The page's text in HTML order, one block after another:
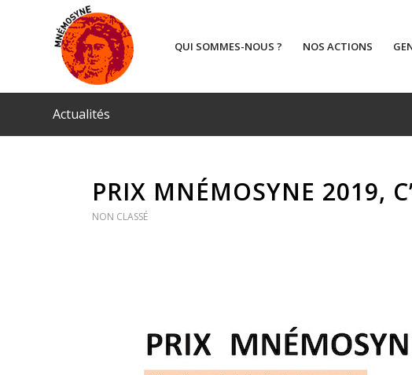
QUI SOMMES-NOUS ? NOS ACTIONS
Actualités
PRIX MNÉMOSYNE 2019,
NON CLASSÉ